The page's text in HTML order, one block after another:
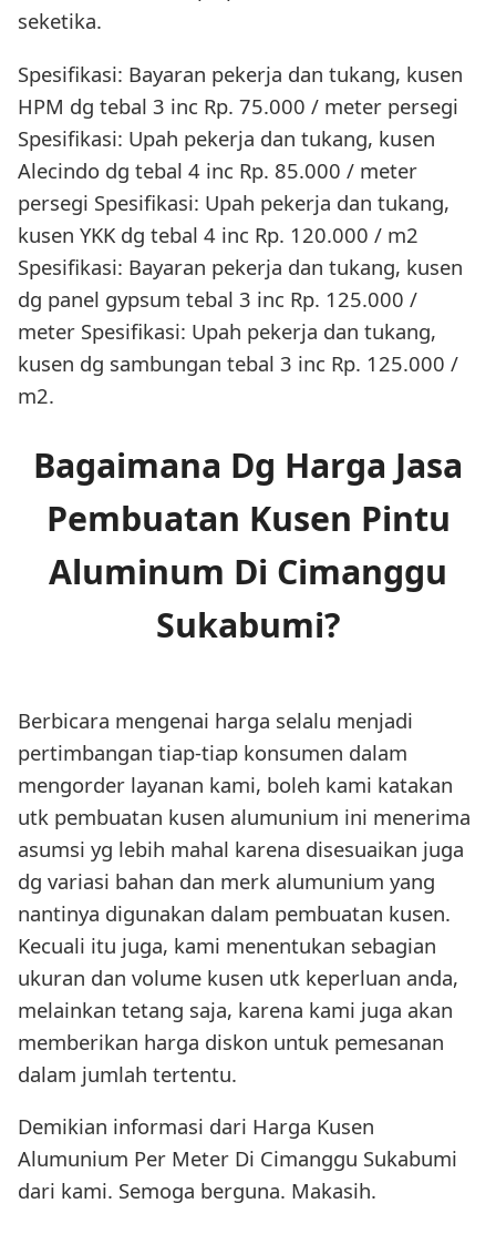
seketika.
Spesifikasi: Bayaran pekerja dan tukang, kusen
HPM dg tebal 3 inc Rp. 75.000 / meter persegi
Spesifikasi: Upah pekerja dan tukang, kusen
Alecindo dg tebal 4 inc Rp. 85.000 / meter
persegi Spesifikasi: Upah pekerja dan tukang,
kusen YKK dg tebal 4 inc Rp. 120.000 / m2
Spesifikasi: Bayaran pekerja dan tukang, kusen
dg panel gypsum tebal 3 inc Rp. 125.000 /
meter Spesifikasi: Upah pekerja dan tukang,
kusen dg sambungan tebal 3 inc Rp. 125.000 /
m2.
Bagaimana Dg Harga Jasa
Pembuatan Kusen Pintu
Aluminum Di Cimanggu
Sukabumi?
Berbicara mengenai harga selalu menjadi
pertimbangan tiap-tiap konsumen dalam
mengorder layanan kami, boleh kami katakan
utk pembuatan kusen alumunium ini menerima
asumsi yg lebih mahal karena disesuaikan juga
dg variasi bahan dan merk alumunium yang
nantinya digunakan dalam pembuatan kusen.
Kecuali itu juga, kami menentukan sebagian
ukuran dan volume kusen utk keperluan anda,
melainkan tetang saja, karena kami juga akan
memberikan harga diskon untuk pemesanan
dalam jumlah tertentu.
Demikian informasi dari Harga Kusen
Alumunium Per Meter Di Cimanggu Sukabumi
dari kami. Semoga berguna. Makasih.